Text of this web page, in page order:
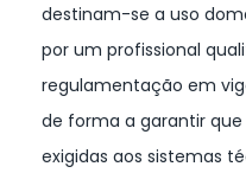
destinam-se a uso
por um profissional
regulamentação em
de forma a garantir
exigidas aos sistemas